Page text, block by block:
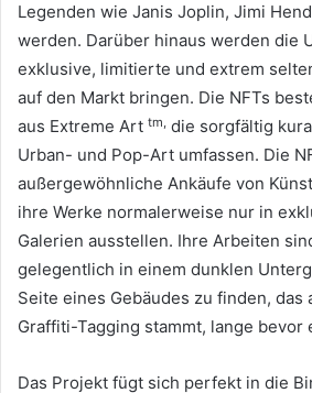
Legenden wie Janis Joplin, Jimi
werden. Darüber hinaus werden die
exklusive, limitierte und extrem
auf den Markt bringen. Die NFTs
aus Extreme Art tm, die sorgfältig
Urban- und Pop-Art umfassen. Die
außergewöhnliche Ankäufe von
ihre Werke normalerweise nur in
Galerien ausstellen. Ihre Arbeiten
gelegentlich in einem dunklen
Seite eines Gebäudes zu finden, das
Graffiti-Tagging stammt, lange bevor
Das Projekt fügt sich perfekt in die